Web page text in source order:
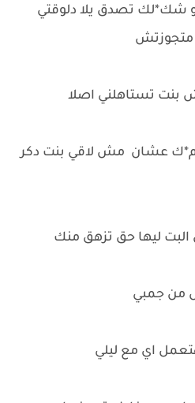
شك*لك تصدق يلا دلوقتي
متجوزتش
تستاهلني اصلا
عشان مش لاقي بنت دكر
ليها حق تزهق منك
من جمبي
اي مع ليلي